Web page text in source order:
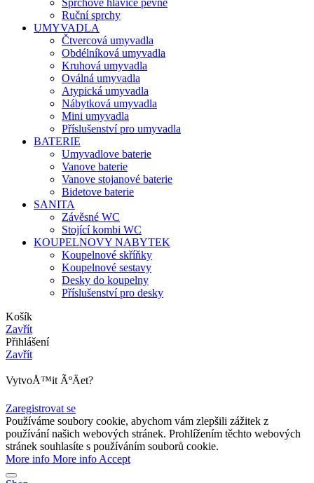
Ruční sprchy
UMYVADLA
Čtvercová umyvadla
Obdélníková umyvadla
Kruhová umyvadla
Oválná umyvadla
Atypická umyvadla
Nábytková umyvadla
Mini umyvadla
Příslušenství pro umyvadla
BATERIE
Umyvadlove baterie
Vanove baterie
Vanove stojanové baterie
Bidetove baterie
SANITA
Závěsné WC
Stojící kombi WC
KOUPELNOVY NABYTEK
Koupelnové skříňky
Koupelnové sestavy
Desky do koupelny
Příslušenství pro desky
Košík
Zavřít
Přihlášení
Zavřít
VytvoÅ™it ÃºÄet?
Zaregistrovat se
Používáme soubory cookie, abychom vám zlepšili zážitek z
používání našich webových stránek. Prohlížením těchto webových
stránek souhlasíte s používáním souborů cookie.
More info More info Accept